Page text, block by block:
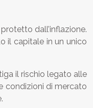
dall’inflazione.
il capitale in un unico
il rischio legato alle
condizioni di mercato